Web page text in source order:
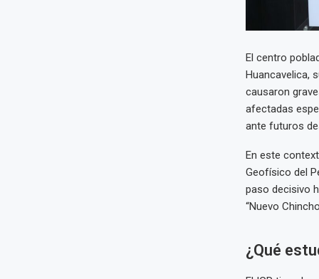
El centro
Huancavelica,
causaron
afectadas
ante futuros
En este
Geofísico del
paso decisivo
“Nuevo
¿Qué